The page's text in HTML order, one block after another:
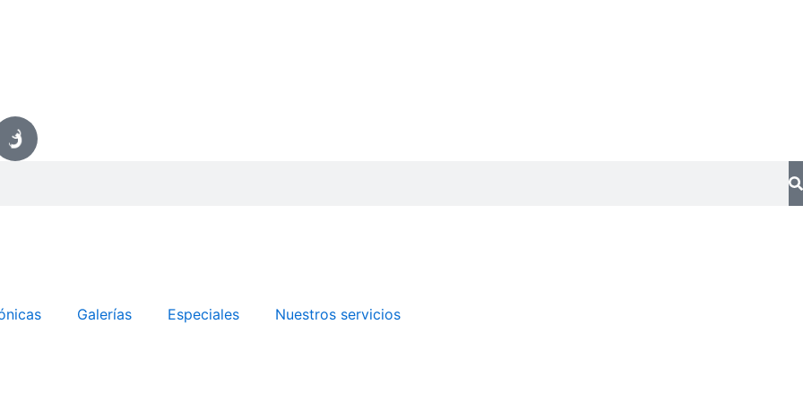
Galerías Especiales Nuestros servicios